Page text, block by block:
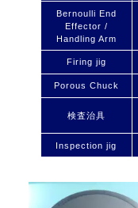
Bernoulli End
Effector /
Handling Arm
Firing jig
Porous Chuck
検査治具
Inspection jig